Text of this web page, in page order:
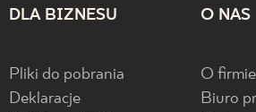
DLA BIZNESU
Pliki do pobrania
Deklaracje
O NAS
O firmie
Biuro